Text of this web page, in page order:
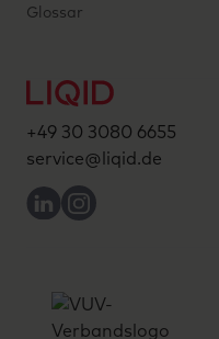
Glossar
+49 30 3080 6655
service@liqid.de